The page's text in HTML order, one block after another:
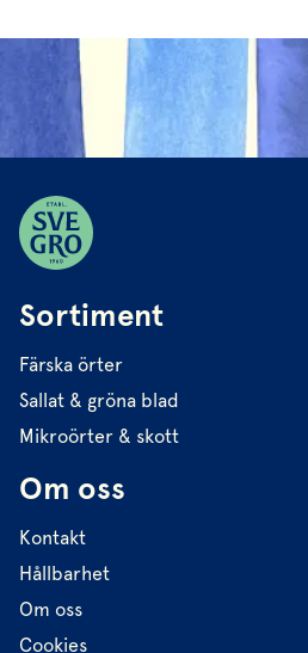
Sortiment
Färska örter
Sallat & gröna blad
Mikroörter & skott
Om oss
Kontakt
Hållbarhet
Om oss
Cookies